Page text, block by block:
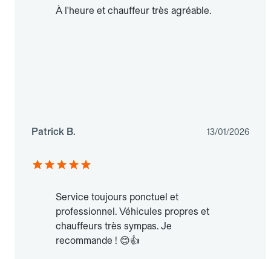
À l'heure et chauffeur très agréable.
Patrick B. 13/01/2026
Service toujours ponctuel et
professionnel. Véhicules propres et
chauffeurs très sympas. Je
recommande ! 😊👍